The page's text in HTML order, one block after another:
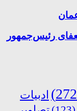
رئیس‌جمهور
ادبیات